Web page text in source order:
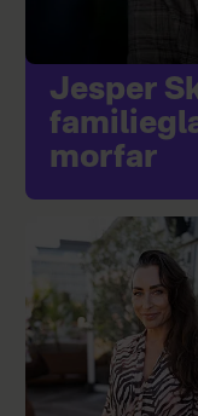
Jesper
morfar